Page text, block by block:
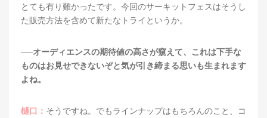
とても有り難かったです。今回のサーキットフェスはそうし
た販売方法を含めて新たなトライというか。
──オーディエンスの期待値の高さが窺えて、これは下手な
ものはお見せできないぞと気が引き締まる思いも生まれます
よね。
樋口： そうですね。でもラインナップはもちろんのこと、コ